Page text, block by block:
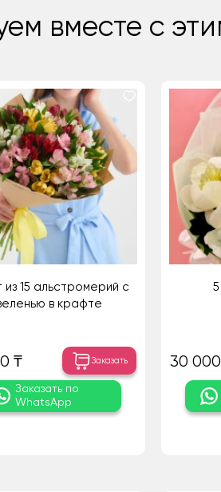
вместе с
из 15 альстромерий с
в крафте
₸ Заказать
Заказать по
WhatsApp
30